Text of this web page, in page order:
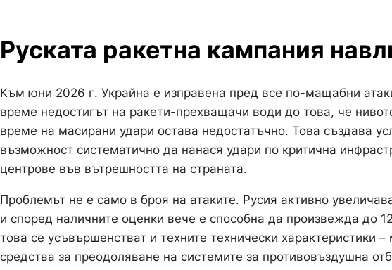
Руската ракетна кампания
Към юни 2026 г. Украйна е изправена пред все по-мащабни
време недостигът на ракети-прехващачи води до това, че
време на масирани удари остава недостатъчно. Това създава
възможност систематично да нанася удари по критична
центрове във вътрешността на страната.
Проблемът не е само в броя на атаките. Русия активно
и според наличните оценки вече е способна да произвежда до
това се усъвършенстват и техните технически характеристики
средства за преодоляване на системите за противовъздушна